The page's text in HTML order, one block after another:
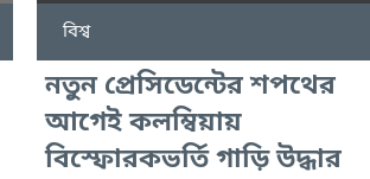
বিশ্ব
নতুন প্রেসিডেন্টের শপথের
আগেই কলম্বিয়ায়
বিস্ফোরকভর্তি গাড়ি উদ্ধার